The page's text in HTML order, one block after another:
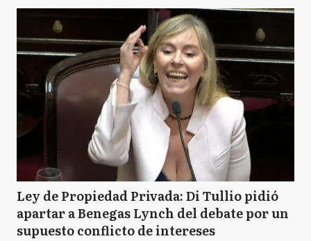
Ley de Propiedad Privada: Di Tullio pidió
apartar a Benegas Lynch del debate por un
supuesto conflicto de intereses